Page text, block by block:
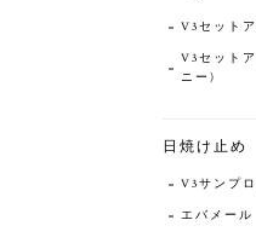
V3セット
V3セット
ニー)
日焼け止め
V3サンプ
エバメール